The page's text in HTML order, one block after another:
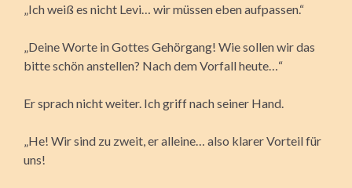
„Ich weiß es nicht Levi… wir müssen eben aufpassen.“
„Deine Worte in Gottes Gehörgang! Wie sollen wir das
bitte schön anstellen? Nach dem Vorfall heute…“
Er sprach nicht weiter. Ich griff nach seiner Hand.
„He! Wir sind zu zweit, er alleine… also klarer Vorteil für
uns!